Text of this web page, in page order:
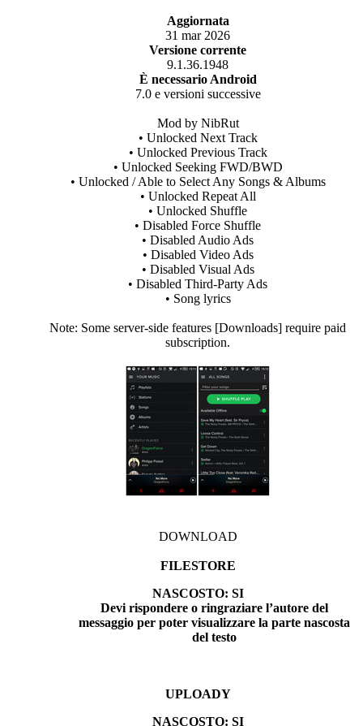
Aggiornata
31 mar 2026
Versione corrente
9.1.36.1948
È necessario Android
7.0 e versioni successive
Mod by NibRut
• Unlocked Next Track
• Unlocked Previous Track
• Unlocked Seeking FWD/BWD
• Unlocked / Able to Select Any Songs & Albums
• Unlocked Repeat All
• Unlocked Shuffle
• Disabled Force Shuffle
• Disabled Audio Ads
• Disabled Video Ads
• Disabled Visual Ads
• Disabled Third-Party Ads
• Song lyrics
Note: Some server-side features [Downloads] require paid
subscription.
DOWNLOAD
FILESTORE
NASCOSTO: SI
Devi rispondere o ringraziare l’autore del
messaggio per poter visualizzare la parte nascosta
del testo
UPLOADY
NASCOSTO: SI